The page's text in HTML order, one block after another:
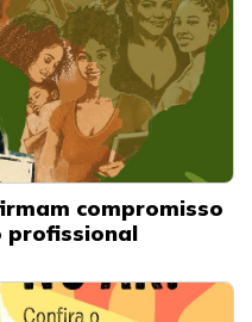
compromisso
profissional